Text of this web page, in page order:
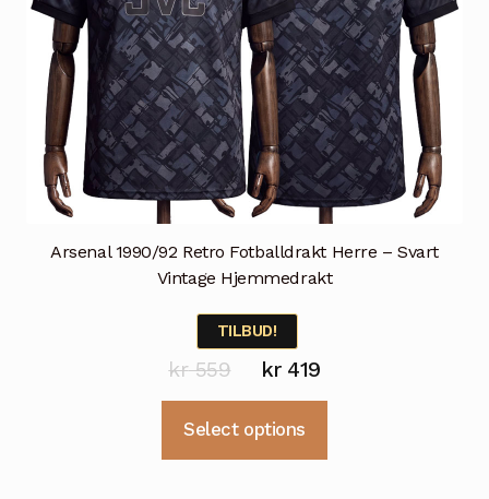
Arsenal 1990/92 Retro Fotballdrakt Herre – Svart
Vintage Hjemmedrakt
TILBUD!
kr559
Opprinnelig
pris
var:
kr419Nåværende
pris
Select options